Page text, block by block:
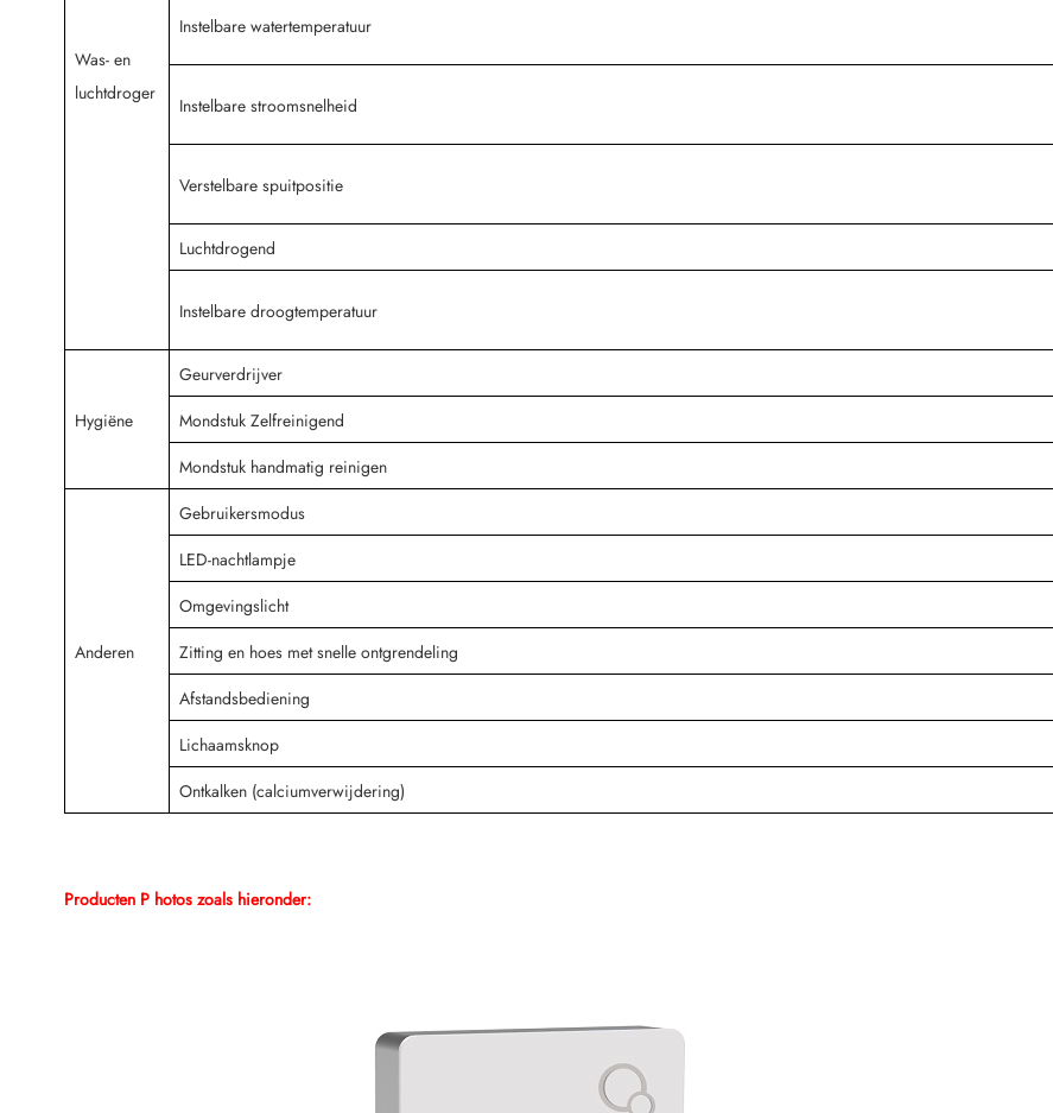
Was- en
luchtdroger
Instelbare watertemperatuur
Instelbare stroomsnelheid
Verstelbare spuitpositie
Luchtdrogend
Instelbare droogtemperatuur
Hygiëne
Geurverdrijver
Mondstuk Zelfreinigend
Mondstuk handmatig reinigen
Anderen
Gebruikersmodus
LED-nachtlampje
Omgevingslicht
Zitting en hoes met snelle ontgrendeling
Afstandsbediening
Lichaamsknop
Ontkalken (calciumverwijdering)
Producten P hotos zoals hieronder: